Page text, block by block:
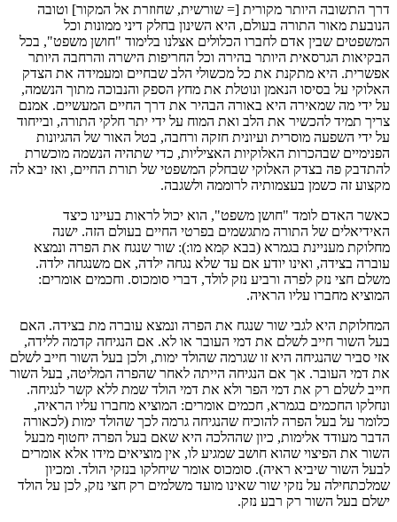
דרך התשובה היותר מקורית [= שורשית, שחוזרת אל המקור] וטובה
הנובעת מאור התורה בעולם, היא השינון בחלק דיני ממונות וכל
המשפטים שבין אדם לחברו הכלולים אצלנו בלימוד "חושן משפט", בכל
הבקיאות הגרסאית היותר בהירה וכל החריפות הישרה והרחבה היותר
אפשרית. היא מתקנת את כל מכשולי הלב שבחיים ומעמידה את הצדק
האלוקי על בסיסו הנאמן ונוטלת את מחץ הספק והנבוכה מתוך הנשמה,
על ידי מה שמאירה היא באורה הבהיר את דרך החיים המעשיים. אמנם
צריך תמיד להכשיר את הלב ואת המוח על ידי יתר חלקי התורה, ובייחוד
על ידי השפעה מוסרית ועיונית חזקה ורחבה, בטל האור של ההגיונות
הפנימיים שבהכרות האלוקיות האציליות, כדי שתהיה הנשמה מוכשרת
להתדבק פה בצדק האלוקי שבחלק המשפטי של תורת החיים, ואז יבא לה
מקצוע זה כשמן בעצמותיה לרוממה ולשגבה.
כאשר האדם לומד "חושן משפט", הוא יכול לראות בעיינו כיצד
האידיאלים של התורה מתגשמים בפרטי החיים בעולם הזה. ישנה
מחלוקת מעניינת בגמרא (בבא קמא מו:): שור שנגח את הפרה ונמצא
עוברה בצידה, ואינו יודע אם עד שלא נגחה ילדה, אם משנגחה ילדה.
משלם חצי נזק לפרה ורביע נזק לולד, דברי סומכוס. וחכמים אומרים:
המוציא מחברו עליו הראיה.
המחלוקת היא לגבי שור שנגח את הפרה ונמצא עוברה מת בצידה. האם
בעל השור חייב לשלם את דמי העובר או לא. אם הנגיחה קדמה ללידה,
אזי סביר שהנגיחה היא זו שגרמה שהולד ימות, ולכן בעל השור חייב לשלם
את דמי העובר. אך אם הנגיחה הייתה לאחר שהפרה המליטה, בעל השור
חייב לשלם רק את דמי הפר ולא את דמי הולד שמת ללא קשר לנגיחה.
ונחלקו החכמים בגמרא, חכמים אומרים: המוציא מחברו עליו הראיה,
כלומר על בעל הפרה להוכיח שהנגיחה גרמה לכך שהולד ימות (לכאורה
הדבר מעודד אלימות, כיון שההלכה היא שאם בעל הפרה יחטוף מבעל
השור את הפיצוי שהוא חושב שמגיע לו, אין מוציאים מידו אלא אומרים
לבעל השור שיביא ראיה). סומכוס אומר שיחלקו בנזקי הולד. ומכיון
שמלכתחילה על נזקי שור שאינו מועד משלמים רק חצי נזק, לכן על הולד
ישלם בעל השור רק רבע נזק.